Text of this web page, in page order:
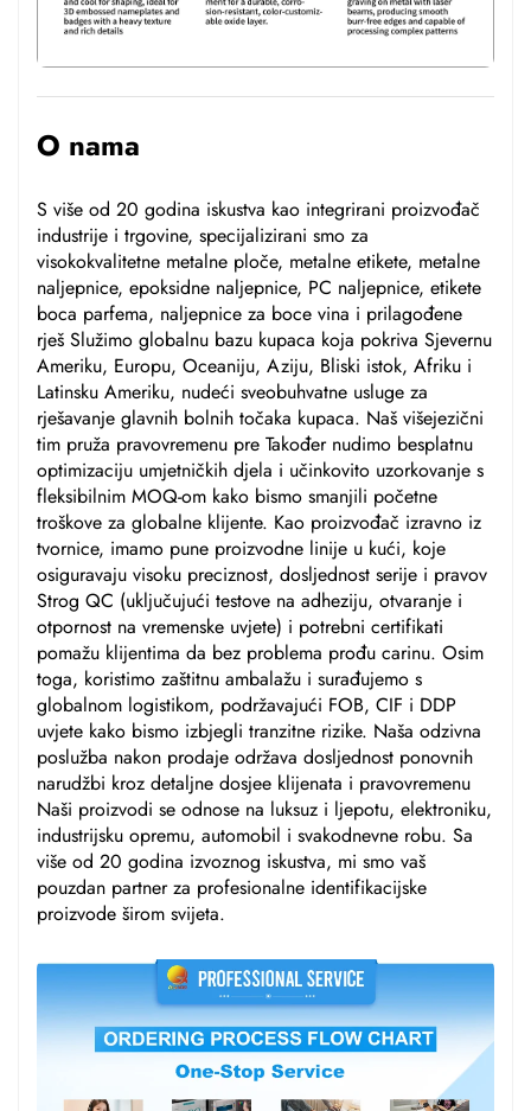
O nama
S više od 20 godina iskustva kao integrirani proizvođač
industrije i trgovine, specijalizirani smo za
visokokvalitetne metalne ploče, metalne etikete, metalne
naljepnice, epoksidne naljepnice, PC naljepnice, etikete
boca parfema, naljepnice za boce vina i prilagođene
rješ Služimo globalnu bazu kupaca koja pokriva Sjevernu
Ameriku, Europu, Oceaniju, Aziju, Bliski istok, Afriku i
Latinsku Ameriku, nudeći sveobuhvatne usluge za
rješavanje glavnih bolnih točaka kupaca. Naš višejezični
tim pruža pravovremenu pre Također nudimo besplatnu
optimizaciju umjetničkih djela i učinkovito uzorkovanje s
fleksibilnim MOQ-om kako bismo smanjili početne
troškove za globalne klijente. Kao proizvođač izravno iz
tvornice, imamo pune proizvodne linije u kući, koje
osiguravaju visoku preciznost, dosljednost serije i pravov
Strog QC (uključujući testove na adheziju, otvaranje i
otpornost na vremenske uvjete) i potrebni certifikati
pomažu klijentima da bez problema prođu carinu. Osim
toga, koristimo zaštitnu ambalažu i surađujemo s
globalnom logistikom, podržavajući FOB, CIF i DDP
uvjete kako bismo izbjegli tranzitne rizike. Naša odzivna
poslužba nakon prodaje održava dosljednost ponovnih
narudžbi kroz detaljne dosjee klijenata i pravovremenu
Naši proizvodi se odnose na luksuz i ljepotu, elektroniku,
industrijsku opremu, automobil i svakodnevne robu. Sa
više od 20 godina izvoznog iskustva, mi smo vaš
pouzdan partner za profesionalne identifikacijske
proizvode širom svijeta.